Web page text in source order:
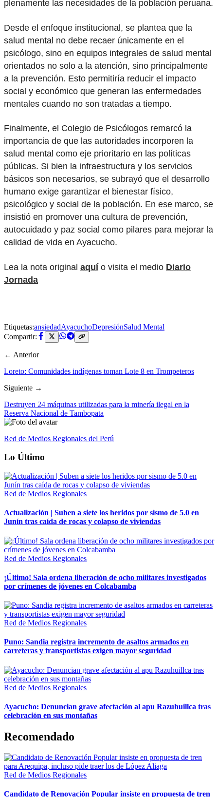
plenamente las necesidades de la población peruana.
Desde el enfoque institucional, se plantea que la
salud mental no debe recaer únicamente en el
psicólogo, sino en equipos integrales de salud mental
orientados no solo a la atención, sino principalmente
a la prevención. Esto permitiría reducir el impacto
social y económico que generan las enfermedades
mentales cuando no son tratadas a tiempo.
Finalmente, el Colegio de Psicólogos remarcó la
importancia de que las autoridades incorporen la
salud mental como eje prioritario en las políticas
públicas. Si bien la infraestructura y los servicios
básicos son necesarios, se subrayó que el desarrollo
humano exige garantizar el bienestar físico,
psicológico y social de la población. En ese marco, se
insistió en promover una cultura de prevención,
autocuidado y paz social como pilares para mejorar la
calidad de vida en Ayacucho.
Lea la nota original aquí o visita el medio Diario
Jornada
Etiquetas:ansiedadAyacuchoDepresiónSalud Mental
Compartir:
← Anterior
Loreto: Comunidades indígenas toman Lote 8 en Trompeteros
Siguiente →
Destruyen 24 máquinas utilizadas para la minería ilegal en la
Reserva Nacional de Tambopata
Red de Medios Regionales del Perú
Lo Último
Red de Medios Regionales
Actualización | Suben a siete los heridos por sismo de 5.0 en
Junín tras caída de rocas y colapso de viviendas
Red de Medios Regionales
¡Último! Sala ordena liberación de ocho militares investigados
por crímenes de jóvenes en Colcabamba
Red de Medios Regionales
Puno: Sandia registra incremento de asaltos armados en
carreteras y transportistas exigen mayor seguridad
Red de Medios Regionales
Ayacucho: Denuncian grave afectación al apu Razuhuillca tras
celebración en sus montañas
Recomendado
Red de Medios Regionales
Candidato de Renovación Popular insiste en propuesta de tren